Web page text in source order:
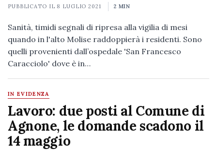
PUBBLICATO IL 8 LUGLIO 2021 2 MIN
Sanità, timidi segnali di ripresa alla vigilia di mesi
quando in l'alto Molise raddoppierà i residenti. Sono
quelli provenienti dall’ospedale 'San Francesco
Caracciolo' dove è in…
IN EVIDENZA
Lavoro: due posti al Comune di
Agnone, le domande scadono il
14 maggio